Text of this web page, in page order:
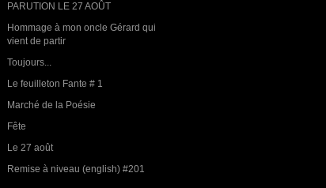
PARUTION LE 27 AOÛT
Hommage à mon oncle Gérard qui
vient de partir
Toujours...
Le feuilleton Fante # 1
Marché de la Poésie
Fête
Le 27 août
Remise à niveau (english) #201